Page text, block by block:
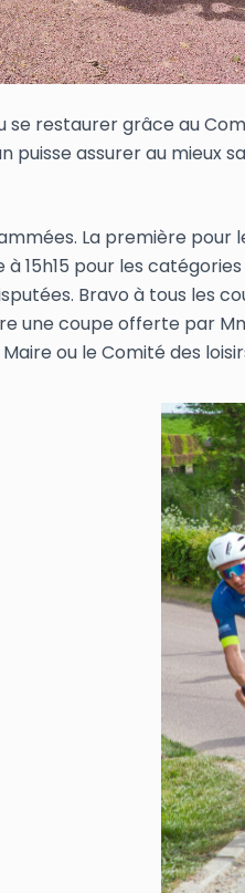
restaurer grâce au
assurer au mieux
La première pour
15h15 pour les catégories
Bravo à tous les
coupe offerte par
ou le Comité des